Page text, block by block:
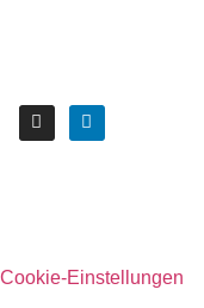
Cookie-Einstellungen